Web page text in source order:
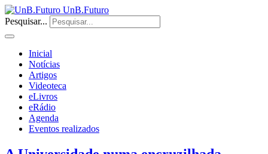
UnB.Futuro
Pesquisar...
Inicial
Notícias
Artigos
Videoteca
eLivros
eRádio
Agenda
Eventos realizados